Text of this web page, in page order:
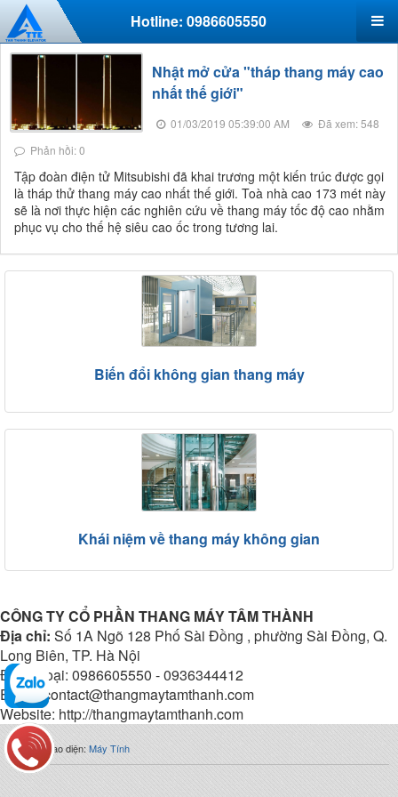
Hotline: 0986605550
Nhật mở cửa "tháp thang máy cao
nhất thế giới"
01/03/2019 05:39:00 AM
Đã xem: 548
Phản hồi: 0
Tập đoàn điện tử Mitsubishi đã khai trương một kiến trúc được gọi
là tháp thử thang máy cao nhất thế giới. Toà nhà cao 173 mét này
sẽ là nơi thực hiện các nghiên cứu về thang máy tốc độ cao nhằm
phục vụ cho thế hệ siêu cao ốc trong tương lai.
Biến đổi không gian thang máy
Khái niệm về thang máy không gian
CÔNG TY CỔ PHẦN THANG MÁY TÂM THÀNH
Địa chỉ: Số 1A Ngõ 128 Phố Sài Đồng , phường Sài Đồng, Q.
Long Biên, TP. Hà Nội
Điện thoại: 0986605550 - 0936344412
Email: contact@thangmaytamthanh.com
Website: http://thangmaytamthanh.com
Chuyển giao diện:Máy Tính